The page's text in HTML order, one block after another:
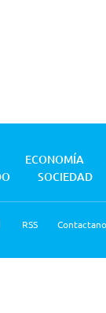
ECONOMÍA
SOCIEDAD
RSS